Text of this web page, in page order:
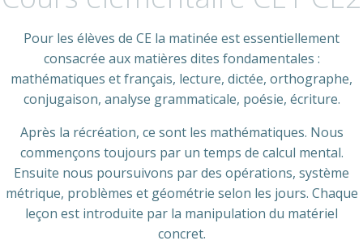
Pour les élèves de CE la matinée est essentiellement
consacrée aux matières dites fondamentales :
mathématiques et français, lecture, dictée, orthographe,
conjugaison, analyse grammaticale, poésie, écriture.
Après la récréation, ce sont les mathématiques. Nous
commençons toujours par un temps de calcul mental.
Ensuite nous poursuivons par des opérations, système
métrique, problèmes et géométrie selon les jours. Chaque
leçon est introduite par la manipulation du matériel
concret.